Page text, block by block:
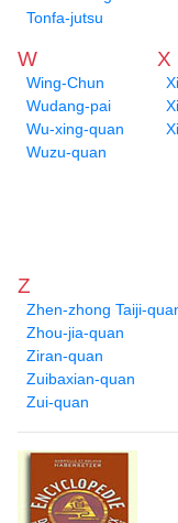
Tonfa-jutsu
W
Wing-Chun
Wudang-pai
Wu-xing-quan
Wuzu-quan
X
Z
Zhen-zhong Taiji-
Zhou-jia-quan
Ziran-quan
Zuibaxian-quan
Zui-quan